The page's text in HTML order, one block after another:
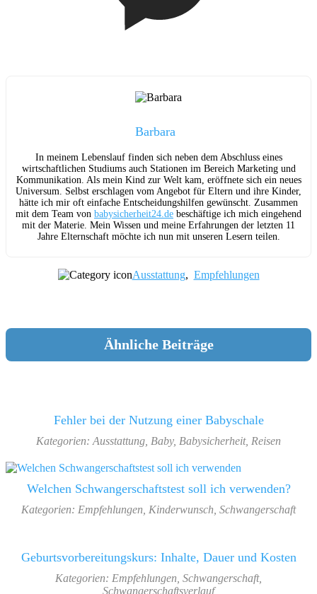
Barbara
In meinem Lebenslauf finden sich neben dem Abschluss eines
wirtschaftlichen Studiums auch Stationen im Bereich Marketing und
Kommunikation. Als mein Kind zur Welt kam, eröffnete sich ein neues
Universum. Selbst erschlagen vom Angebot für Eltern und ihre Kinder,
hätte ich mir oft einfache Entscheidungshilfen gewünscht. Zusammen
mit dem Team von babysicherheit24.de beschäftige ich mich eingehend
mit der Materie. Mein Wissen und meine Erfahrungen der letzten 11
Jahre Elternschaft möchte ich nun mit unseren Lesern teilen.
Ausstattung, Empfehlungen
Ähnliche Beiträge
Fehler bei der Nutzung einer Babyschale
Kategorien: Ausstattung Baby, Babysicherheit, Reisen
Welchen Schwangerschaftstest soll ich verwenden?
Kategorien: Empfehlungen Kinderwunsch Schwangerschaft
Geburtsvorbereitungskurs: Inhalte, Dauer und Kosten
Kategorien: Empfehlungen Schwangerschaft,
Schwangerschaftsverlauf